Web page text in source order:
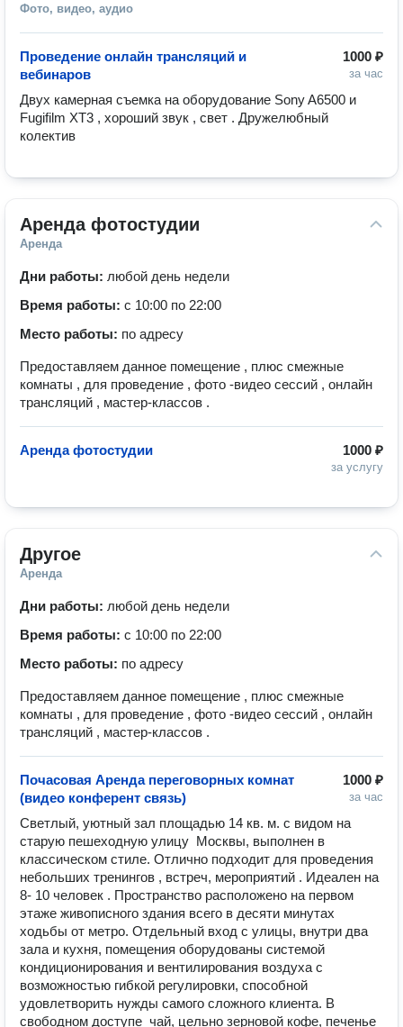
Фото, видео, аудио
1000 ₽
за час
Проведение онлайн трансляций и
вебинаров
Двух камерная съемка на оборудование Sony A6500 и
Fugifilm XT3 , хороший звук , свет . Дружелюбный
колектив
Аренда фотостудии
Аренда
Дни работы: любой день недели
Время работы: с 10:00 по 22:00
Место работы: по адресу
Предоставляем данное помещение , плюс смежные
комнаты , для проведение , фото -видео сессий , онлайн
трансляций , мастер-классов .
1000 ₽
за услугу
Аренда фотостудии
Другое
Аренда
Дни работы: любой день недели
Время работы: с 10:00 по 22:00
Место работы: по адресу
Предоставляем данное помещение , плюс смежные
комнаты , для проведение , фото -видео сессий , онлайн
трансляций , мастер-классов .
1000 ₽
за час
Почасовая Аренда переговорных комнат
(видео конферент связь)
Светлый, уютный зал площадью 14 кв. м. с видом на
старую пешеходную улицу  Москвы, выполнен в
классическом стиле. Отлично подходит для проведения
небольших тренингов , встреч, мероприятий . Идеален на
8- 10 человек . Пространство расположено на первом
этаже живописного здания всего в десяти минутах
ходьбы от метро. Отдельный вход с улицы, внутри два
зала и кухня, помещения оборудованы системой
кондиционирования и вентилирования воздуха с
возможностью гибкой регулировки, способной
удовлетворить нужды самого сложного клиента. В
свободном доступе  чай, цельно зерновой кофе, печенье